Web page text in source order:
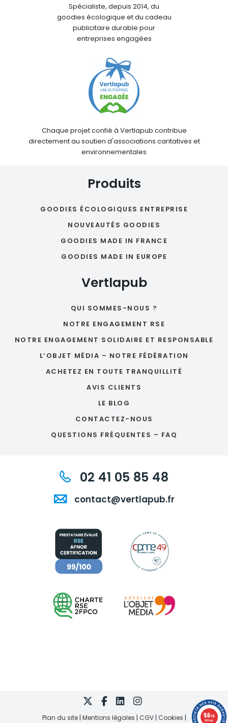
Spécialiste, depuis 2014, du
goodies écologique et du cadeau
publicitaire durable pour
entreprises engagées
Chaque projet confié à Vertlapub contribue
directement au soutien d'associations caritatives et
environnementales
Produits
GOODIES ÉCOLOGIQUES ENTREPRISE
NOUVEAUTÉS GOODIES
GOODIES MADE IN FRANCE
GOODIES MADE IN EUROPE
Vertlapub
QUI SOMMES-NOUS ?
NOTRE ENGAGEMENT RSE
NOTRE ENGAGEMENT SOLIDAIRE ET RESPONSABLE
L’OBJET MÉDIA – NOTRE FÉDÉRATION
ACHETEZ EN TOUTE TRANQUILLITÉ
AVIS CLIENTS
LE BLOG
CONTACTEZ-NOUS
QUESTIONS FRÉQUENTES – FAQ
02 41 05 85 48
contact@vertlapub.fr
Plan du site Mentions légales CGV Cookies 9.6/10
860 avis